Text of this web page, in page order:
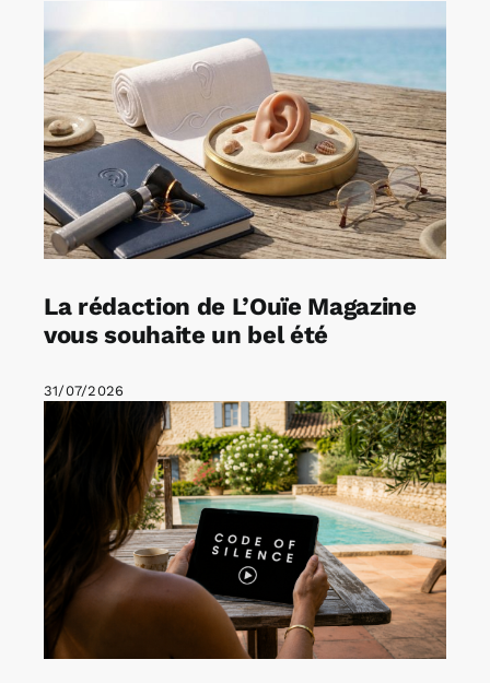
La rédaction de L’Ouïe Magazine
vous souhaite un bel été
31/07/2026